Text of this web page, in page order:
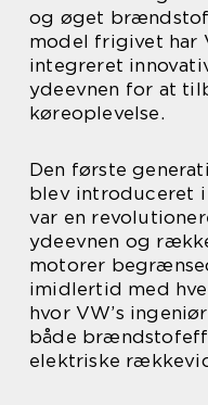
og øget
model frigivet har
integreret
ydeevnen for at
køreoplevelse.
Den første
blev introduceret
var en
ydeevnen og
motorer
imidlertid med
hvor VW’s
både
elektriske